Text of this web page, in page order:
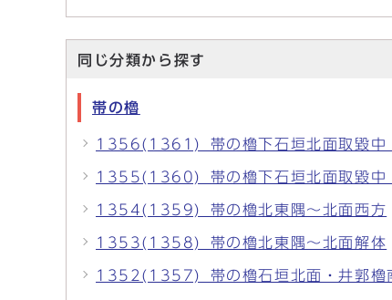
同じ分類から探す
帯の櫓
1356(1361)_帯の櫓下石垣北面取毀中
1355(1360)_帯の櫓下石垣北面取毀中
1354(1359)_帯の櫓北東隅～北面西方
1353(1358)_帯の櫓北東隅～北面解体
1352(1357)_帯の櫓石垣北面・井郭櫓